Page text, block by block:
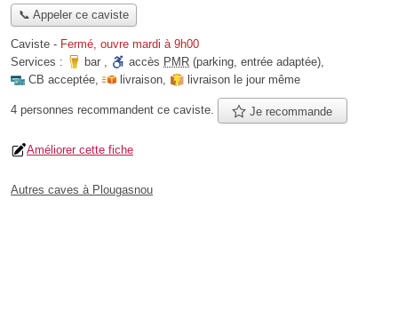
📞 Appeler ce caviste
Caviste - Fermé, ouvre mardi à 9h00
Services :
bar , accès PMR (parking, entrée adaptée),
CB acceptée, livraison, livraison le jour même
4 personnes recommandent ce caviste. Je recommande
Améliorer cette fiche
Autres caves à Plougasnou